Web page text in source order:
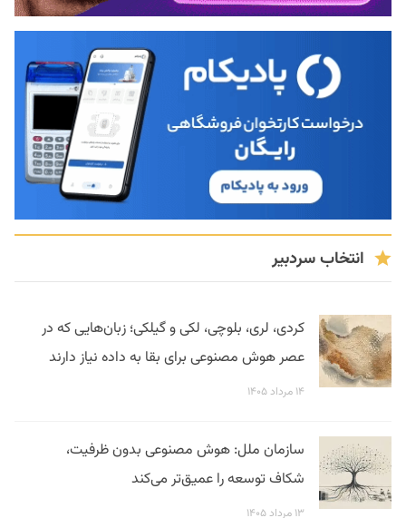
انتخاب سردبیر
کردی، لری، بلوچی، لکی و گیلکی؛ زبان‌هایی که در
عصر هوش مصنوعی برای بقا به داده نیاز دارند
۱۴ مرداد ۱۴۰۵
سازمان ملل: هوش مصنوعی بدون ظرفیت،
شکاف توسعه را عمیق‌تر می‌کند
۱۳ مرداد ۱۴۰۵